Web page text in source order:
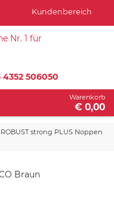
Kundenbereich
4352 506050
Warenkorb
€ 0,00
ROBUST strong PLUS Noppen